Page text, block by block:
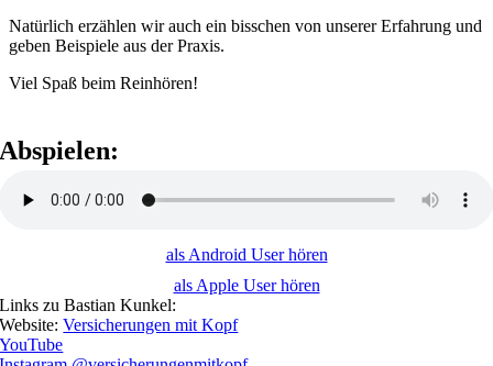
Natürlich erzählen wir auch ein bisschen von unserer Erfahrung und
geben Beispiele aus der Praxis.
Viel Spaß beim Reinhören!
Abspielen:
als Android User hören
als Apple User hören
Links zu Bastian Kunkel:
Website:Versicherungen mit Kopf
YouTube